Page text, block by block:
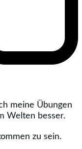
meine Übungen
Welten besser.
zu sein.